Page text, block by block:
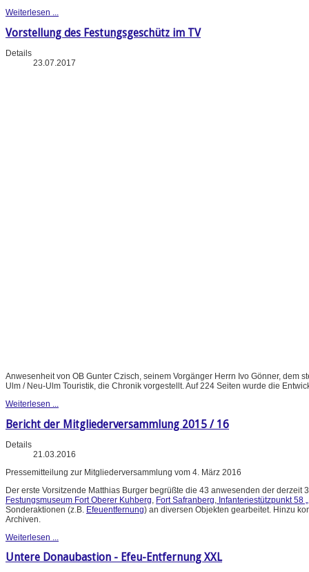
Weiterlesen ...
Vorstellung des Festungsgeschütz im TV
Details
23.07.2017
Anwesenheit von OB Gunter Czisch, seinem Vorgänger Herrn Ivo Gönner, dem
Ulm / Neu-Ulm Touristik, die Chronik vorgestellt. Auf 224 Seiten wurde die
Weiterlesen ...
Bericht der Mitgliederversammlung 2015 / 16
Details
21.03.2016
Pressemitteilung zur Mitgliederversammlung vom 4. März 2016
Der erste Vorsitzende Matthias Burger begrüßte die 43 anwesenden der
Festungsmuseum Fort Oberer Kuhberg Fort Safranberg Infanteriestützpunkt 58
Sonderaktionen (z.B. Efeuentfernung) an diversen Objekten gearbeitet. Hinzu
Archiven.
Weiterlesen ...
Untere Donaubastion - Efeu-Entfernung XXL